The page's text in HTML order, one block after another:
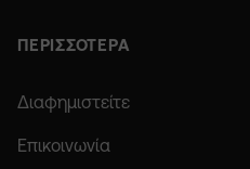
ΠΕΡΙΣΣΟΤΕΡΑ
Διαφημιστείτε
Επικοινωνία